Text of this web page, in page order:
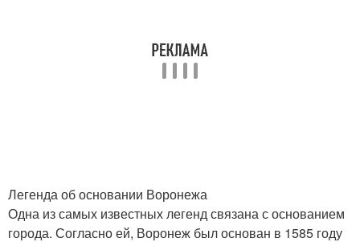
Легенда об основании Воронежа
Одна из самых известных легенд связана с основанием
города. Согласно ей, Воронеж был основан в 1585 году